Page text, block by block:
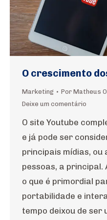
O crescimento
Marketing Por Matheus
Deixe um comentário
O site Youtube
e já pode ser
principais mídias, ou
pessoas, a
o que é primordial
portabilidade e
tempo deixou de ser